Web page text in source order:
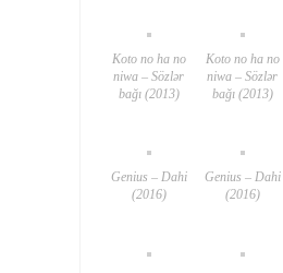
Koto no ha no
niwa – Sözlər
bağı (2013)
Koto no ha no
niwa – Sözlər
bağı (2013)
Genius – Dahi
(2016)
Genius – Dahi
(2016)